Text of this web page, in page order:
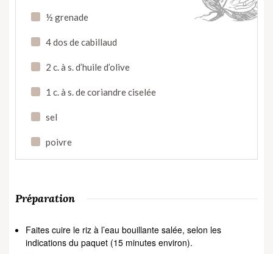
½ grenade
4 dos de cabillaud
2 c. à s. d’huile d’olive
1 c. à s. de coriandre ciselée
sel
poivre
Préparation
Faites cuire le riz à l’eau bouillante salée, selon les
indications du paquet (15 minutes environ).